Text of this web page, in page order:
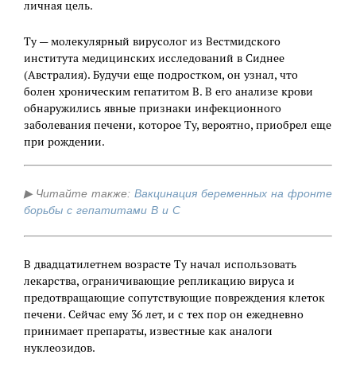
личная цель.
Ту — молекулярный вирусолог из Вестмидского
института медицинских исследований в Сиднее
(Австралия). Будучи еще подростком, он узнал, что
болен хроническим гепатитом В. В его анализе крови
обнаружились явные признаки инфекционного
заболевания печени, которое Ту, вероятно, приобрел еще
при рождении.
▶ Читайте также: Вакцинация беременных на фронте
борьбы с гепатитами В и С
В двадцатилетнем возрасте Ту начал использовать
лекарства, ограничивающие репликацию вируса и
предотвращающие сопутствующие повреждения клеток
печени. Сейчас ему 36 лет, и с тех пор он ежедневно
принимает препараты, известные как аналоги
нуклеозидов.